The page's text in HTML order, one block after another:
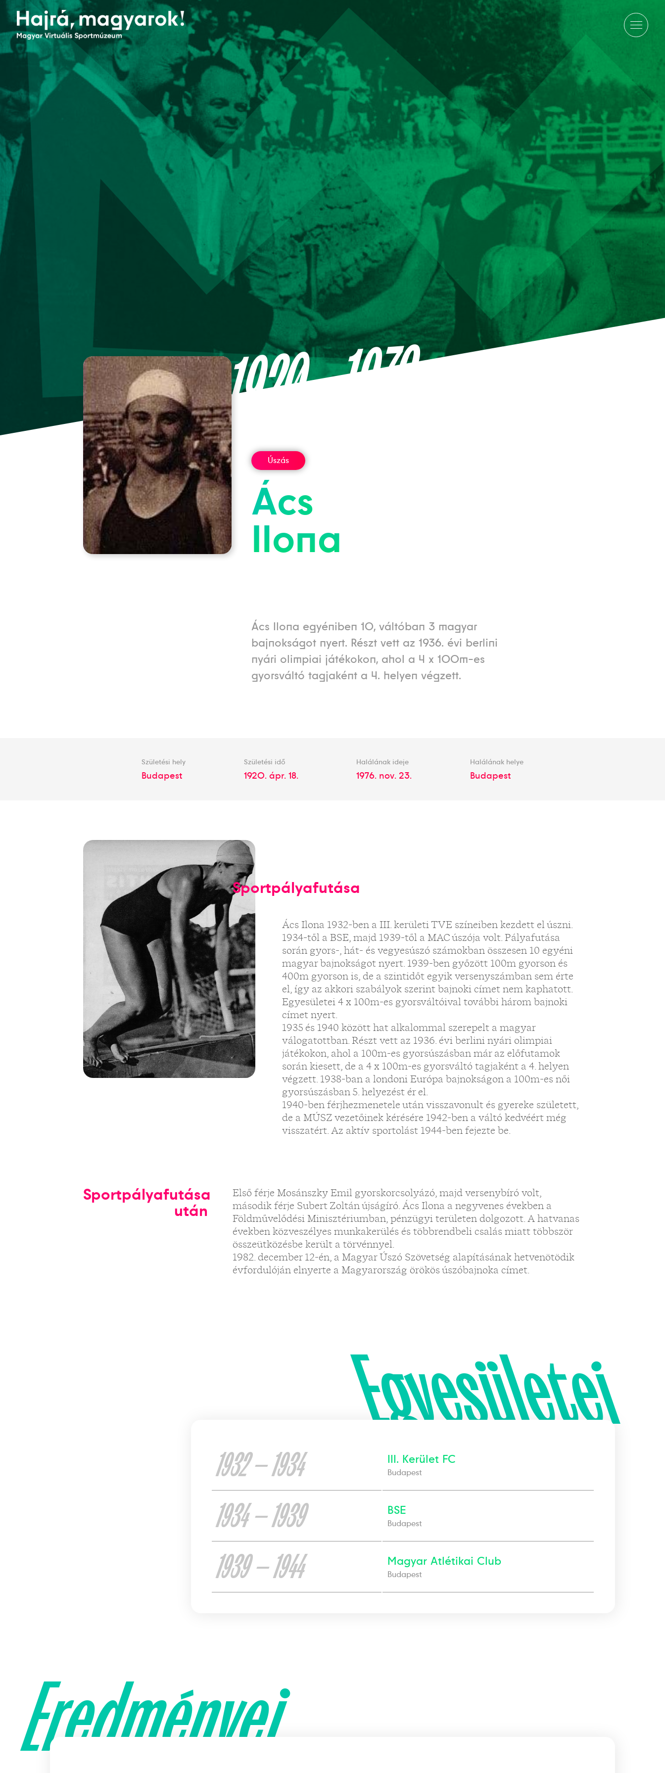
1920—1976
Úszás
Ács
Ilona
Ács Ilona egyéniben 10, váltóban 3 magyar
bajnokságot nyert. Részt vett az 1936. évi berlini
nyári olimpiai játékokon, ahol a 4 x 100m-es
gyorsváltó tagjaként a 4. helyen végzett.
Születési hely
Budapest
Születési idő
1920. ápr. 18.
Halálának ideje
1976. nov. 23.
Halálának helye
Budapest
Sportpályafutása
Ács Ilona 1932-ben a III. kerületi TVE színeiben kezdett el úszni.
1934-től a BSE, majd 1939-től a MAC úszója volt. Pályafutása
során gyors-, hát- és vegyesúszó számokban összesen 10 egyéni
magyar bajnokságot nyert. 1939-ben győzött 100m gyorson és
400m gyorson is, de a szintidőt egyik versenyszámban sem érte
el, így az akkori szabályok szerint bajnoki címet nem kaphatott.
Egyesületei 4 x 100m-es gyorsváltóival további három bajnoki
címet nyert.
1935 és 1940 között hat alkalommal szerepelt a magyar
válogatottban. Részt vett az 1936. évi berlini nyári olimpiai
játékokon, ahol a 100m-es gyorsúszásban már az előfutamok
során kiesett, de a 4 x 100m-es gyorsváltó tagjaként a 4. helyen
végzett. 1938-ban a londoni Európa bajnokságon a 100m-es női
gyorsúszásban 5. helyezést ér el.
1940-ben férjhezmenetele után visszavonult és gyereke született,
de a MÚSZ vezetőinek kérésére 1942-ben a váltó kedvéért még
visszatért. Az aktív sportolást 1944-ben fejezte be.
Sportpályafutása
után
Első férje Mosánszky Emil gyorskorcsolyázó, majd versenybíró volt,
második férje Subert Zoltán újságíró. Ács Ilona a negyvenes években a
Földművelődési Minisztériumban, pénzügyi területen dolgozott. A hatvanas
években közveszélyes munkakerülés és többrendbeli csalás miatt többször
összeütközésbe került a törvénnyel.
1982. december 12-én, a Magyar Úszó Szövetség alapításának hetvenötödik
évfordulóján elnyerte a Magyarország örökös úszóbajnoka címet.
Egyesületei
1932 — 1934 III. Kerület FC
Budapest
1934 — 1939 BSE
Budapest
1939 — 1944 Magyar Atlétikai Club
Budapest
Eredményei